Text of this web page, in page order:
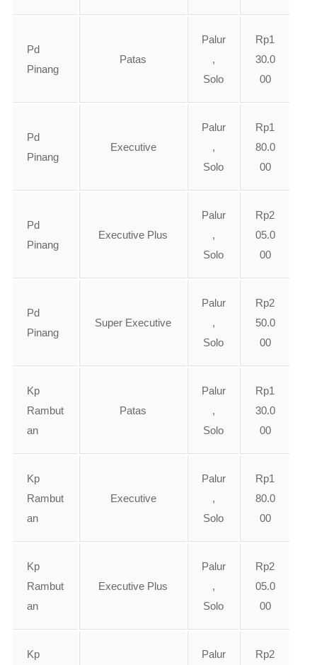
Pd
Pinang
Patas
Palur
,
Solo
Rp1
30.0
00
Pd
Pinang
Executive
Palur
,
Solo
Rp1
80.0
00
Pd
Pinang
Executive Plus
Palur
,
Solo
Rp2
05.0
00
Pd
Pinang
Super Executive
Palur
,
Solo
Rp2
50.0
00
Kp
Rambut
an
Patas
Palur
,
Solo
Rp1
30.0
00
Kp
Rambut
an
Executive
Palur
,
Solo
Rp1
80.0
00
Kp
Rambut
an
Executive Plus
Palur
,
Solo
Rp2
05.0
00
Kp
Palur
Rp2